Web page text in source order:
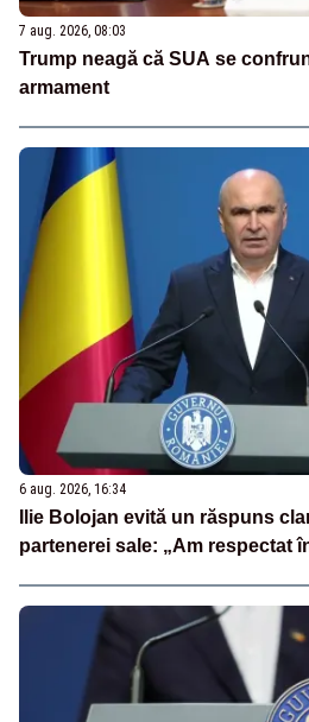
7 aug. 2026, 08:03
Trump neagă că SUA se
armament
6 aug. 2026, 16:34
Ilie Bolojan evită un răspuns
partenerei sale: „Am respectat